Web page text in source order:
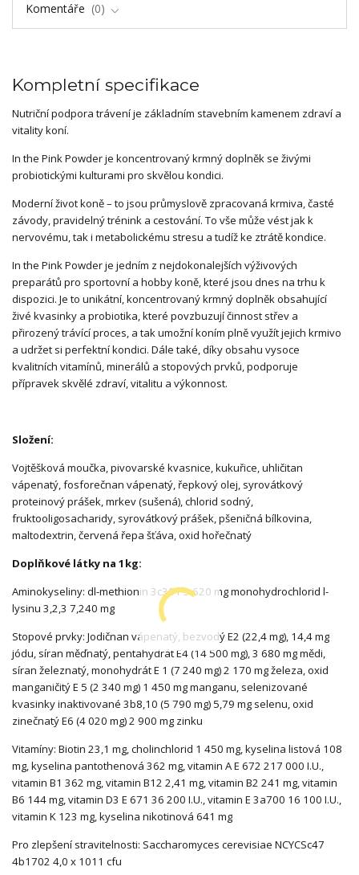
Komentáře
0
Kompletní specifikace
Nutriční podpora trávení je základním stavebním kamenem zdraví a
vitality koní.
In the Pink Powder je koncentrovaný krmný doplněk se živými
probiotickými kulturami pro skvělou kondici.
Moderní život koně – to jsou průmyslově zpracovaná krmiva, časté
závody, pravidelný trénink a cestování. To vše může vést jak k
nervovému, tak i metabolickému stresu a tudíž ke ztrátě kondice.
In the Pink Powder je jedním z nejdokonalejších výživových
preparátů pro sportovní a hobby koně, které jsou dnes na trhu k
dispozici. Je to unikátní, koncentrovaný krmný doplněk obsahující
živé kvasinky a probiotika, které povzbuzují činnost střev a
přirozený trávící proces, a tak umožní koním plně využít jejich krmivo
a udržet si perfektní kondici. Dále také, díky obsahu vysoce
kvalitních vitamínů, minerálů a stopových prvků, podporuje
přípravek skvělé zdraví, vitalitu a výkonnost.
Složení:
Vojtěšková moučka, pivovarské kvasnice, kukuřice, uhličitan
vápenatý, fosforečnan vápenatý, řepkový olej, syrovátkový
proteinový prášek, mrkev (sušená), chlorid sodný,
fruktooligosacharidy, syrovátkový prášek, pšeničná bílkovina,
maltodextrin, červená řepa šťáva, oxid hořečnatý
Doplňkové látky na 1kg:
Aminokyseliny: dl-methionin 3c301 3 620 mg monohydrochlorid l-
lysinu 3,2,3 7,240 mg
Stopové prvky: Jodičnan vápenatý, bezvodý E2 (22,4 mg), 14,4 mg
jódu, síran měďnatý, pentahydrát E4 (14 500 mg), 3 680 mg mědi,
síran železnatý, monohydrát E 1 (7 240 mg) 2 170 mg železa, oxid
manganičitý E 5 (2 340 mg) 1 450 mg manganu, selenizované
kvasinky inaktivované 3b8,10 (5 790 mg) 5,79 mg selenu, oxid
zinečnatý E6 (4 020 mg) 2 900 mg zinku
Vitamíny: Biotin 23,1 mg, cholinchlorid 1 450 mg, kyselina listová 108
mg, kyselina pantothenová 362 mg, vitamin A E 672 217 000 I.U.,
vitamin B1 362 mg, vitamin B12 2,41 mg, vitamin B2 241 mg, vitamin
B6 144 mg, vitamin D3 E 671 36 200 I.U., vitamin E 3a700 16 100 I.U.,
vitamin K 123 mg, kyselina nikotinová 641 mg
Pro zlepšení stravitelnosti: Saccharomyces cerevisiae NCYCSc47
4b1702 4,0 x 1011 cfu